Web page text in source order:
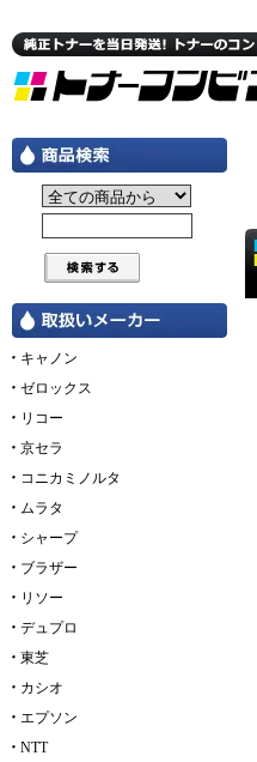
キャノン
ゼロックス
リコー
京セラ
コニカミノルタ
ムラタ
シャープ
ブラザー
リソー
デュプロ
東芝
カシオ
エプソン
NTT